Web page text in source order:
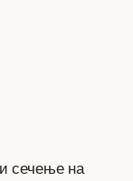
сечење на